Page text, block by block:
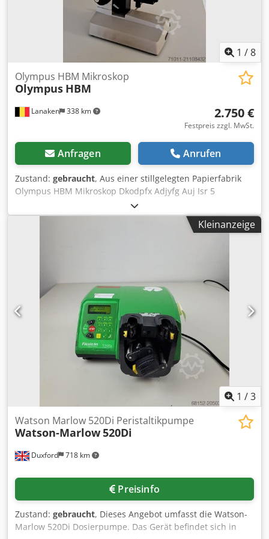
Kontaminationen und Verschleiß reduziert. Dodpfx
1 /8
Lanaken 338 km
Olympus HBM Mikroskop
Olympus HBM
2.750 €
Festpreis zzgl. MwSt.
Anfragen Anrufen
Zustand: gebraucht, Aus einer stillgelegten Papierfabrik
Olympus HBM Mikroskop Dkodpfx Adjyfg Auj Isr 5
Objektive: 5x, 10x, 20x, 50x, 100x Okular: 2-fach WHK 10x
Kleinanzeige
1 /3
Duxford 718 km
Watson Marlow 520Di Peristaltikpumpe
Watson-Marlow520Di
Preisinfo
Zustand: gebraucht, Dieses Angebot umfasst die Watson-
Marlow 520Di Dosierpumpe. Das Gerät befindet sich in